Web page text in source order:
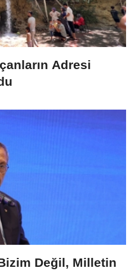
Adresi
Değil, Milletin